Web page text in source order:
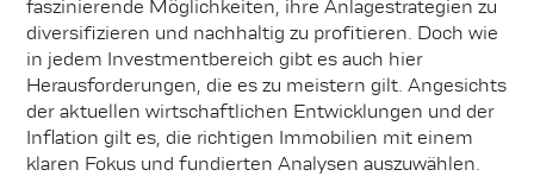
faszinierende Möglichkeiten, ihre Anlagestrategien zu
diversifizieren und nachhaltig zu profitieren. Doch wie
in jedem Investmentbereich gibt es auch hier
Herausforderungen, die es zu meistern gilt. Angesichts
der aktuellen wirtschaftlichen Entwicklungen und der
Inflation gilt es, die richtigen Immobilien mit einem
klaren Fokus und fundierten Analysen auszuwählen.